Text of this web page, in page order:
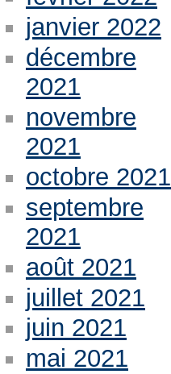
janvier 2022
décembre
2021
novembre
2021
octobre 2021
septembre
2021
août 2021
juillet 2021
juin 2021
mai 2021